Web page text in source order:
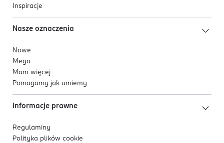
Inspiracje
Nasze oznaczenia
Nowe
Mega
Mam więcej
Pomagamy jak umiemy
Informacje prawne
Regulaminy
Polityka plików cookie